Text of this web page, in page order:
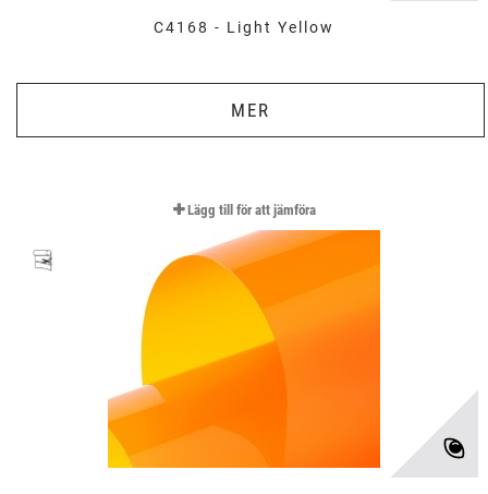
C4168 - Light Yellow
MER
Lägg till för att jämföra